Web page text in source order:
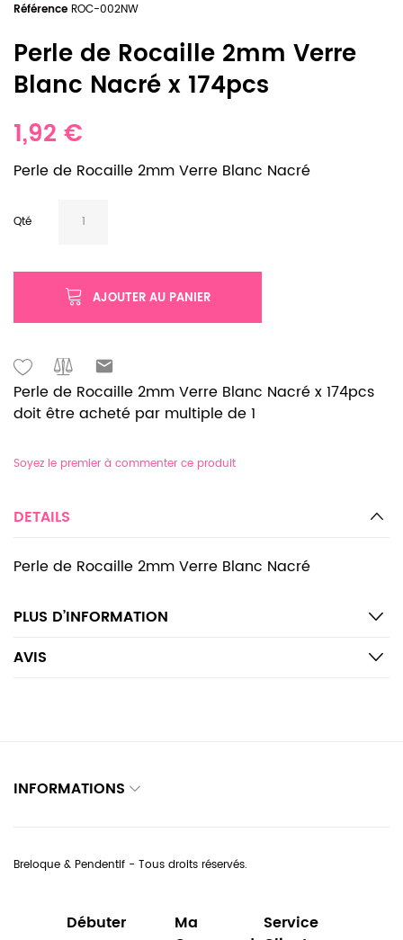
Référence ROC-002NW
Perle de Rocaille 2mm Verre
Blanc Nacré x 174pcs
1,92 €
Perle de Rocaille 2mm Verre Blanc Nacré
Qté
AJOUTER AU PANIER
Perle de Rocaille 2mm Verre Blanc Nacré x 174pcs
doit être acheté par multiple de 1
Soyez le premier à commenter ce produit
DETAILS
Perle de Rocaille 2mm Verre Blanc Nacré
PLUS D’INFORMATION
AVIS
INFORMATIONS
Breloque & Pendentif - Tous droits réservés.
Débuter
Ma
Service